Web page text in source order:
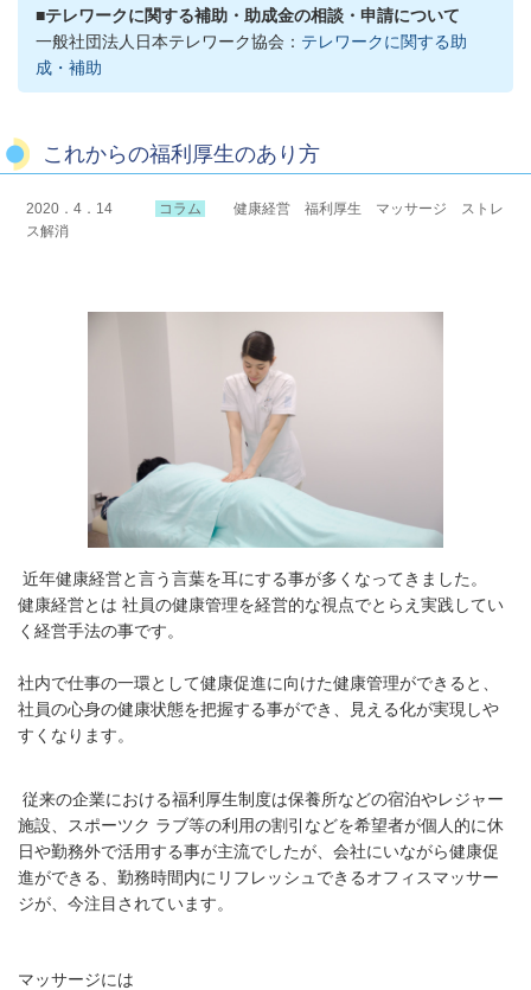
■テレワークに関する補助・助成金の相談・申請について
一般社団法人日本テレワーク協会： テレワークに関する助
成・補助
これからの福利厚生のあり方
2020．4．14 コラム
健康経営 福利厚生 マッサージ ストレ
ス解消
近年健康経営と言う言葉を耳にする事が多くなってきました。
健康経営とは 社員の健康管理を経営的な視点でとらえ実践してい
く経営手法の事です。
社内で仕事の一環として健康促進に向けた健康管理ができると、
社員の心身の健康状態を把握する事ができ、見える化が実現しや
すくなります。
従来の企業における福利厚生制度は保養所などの宿泊やレジャー
施設、スポーツク ラブ等の利用の割引などを希望者が個人的に休
日や勤務外で活用する事が主流でしたが、会社にいながら健康促
進ができる、勤務時間内にリフレッシュできるオフィスマッサー
ジが、今注目されています。
マッサージには